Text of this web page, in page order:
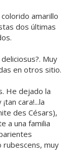
amarillo
dos últimas
Muy
en otros sitio.
He dejado la
cara!...la
des Césars),
a una familia
rubescens, muy